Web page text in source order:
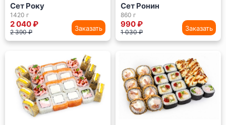
Сет Року
1420 г
2 040 ₽
2 390 ₽ Заказать
Сет Ронин
860 г
990 ₽
1 030 ₽ Заказать